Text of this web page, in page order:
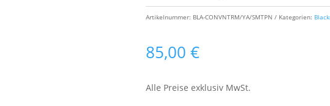
Artikelnummer: BLA-CONVNTRM/YA/SMTPN Kategorien:
85,00€
Alle Preise exklusiv MwSt.